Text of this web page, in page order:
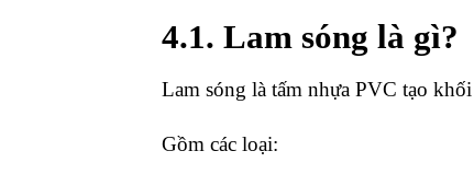
4.1. Lam sóng là gì?
Lam sóng là tấm nhựa PVC tạo
Gồm các loại: